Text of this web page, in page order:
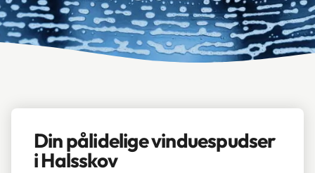
Din pålidelige vinduespudser
i Halsskov